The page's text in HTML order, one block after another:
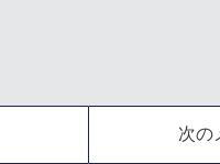
次の